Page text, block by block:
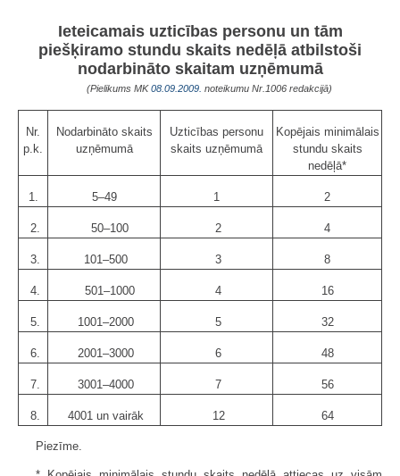
Ieteicamais uzticības personu un tām
piešķiramo stundu skaits nedēļā atbilstoši
nodarbināto skaitam uzņēmumā
(Pielikums MK08.09.2009. noteikumu Nr.1006 redakcijā)
Nr.
p.k.
Nodarbināto skaits
uzņēmumā
Uzticības personu
skaits uzņēmumā
Kopējais minimālais
stundu skaits
nedēļā*
1. 5–49 1 2
2. 50–100 2 4
3. 101–500 3 8
4. 501–1000 4 16
5. 1001–2000 5 32
6. 2001–3000 6 48
7. 3001–4000 7 56
8. 4001 un vairāk 12 64
Piezīme.